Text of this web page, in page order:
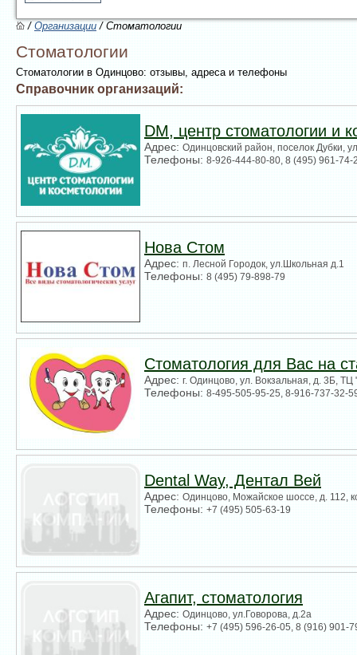
/Организации/ Стоматологии
Стоматологии
Стоматологии в Одинцово: отзывы, адреса и телефоны
Справочник организаций:
DM, центр стоматологии и
Адрес:Одинцовский район, поселок Дубки,
Телефоны:8-926-444-80-80, 8 (495) 961-74-
Нова Стом
Адрес:п. Лесной Городок, ул.Школьная д.1
Телефоны:8 (495) 79-898-79
Стоматология для Вас на
Адрес:г. Одинцово, ул. Вокзальная, д. 3Б, ТЦ
Телефоны:8-495-505-95-25, 8-916-737-32-
Dental Way, Дентал Вей
Адрес:Одинцово, Можайское шоссе, д. 112,
Телефоны:+7 (495) 505-63-19
Агапит, стоматология
Адрес:Одинцово, ул.Говорова, д.2а
Телефоны:+7 (495) 596-26-05, 8 (916) 901-